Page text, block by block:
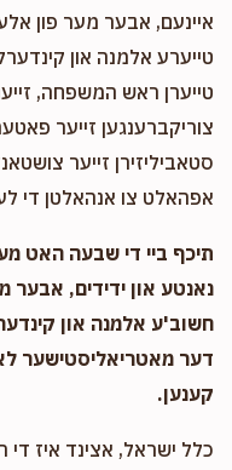
איינעם, אבער מער פון
טייערע אלמנה און
טייערן ראש המשפחה,
צוריקברענגען זייער
סטאביליזירן זייער
אפהאלט צו אנהאלטן די
תיכף ביי די שבעה האט
נאנטע און ידידים, אבער
חשוב'ע אלמנה און
דער מאטריאליסטישער
קענען.
כלל ישראל, אצינד איז די